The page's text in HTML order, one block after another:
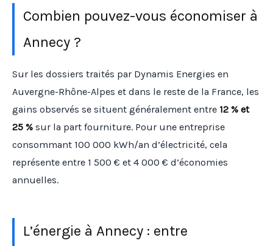
Combien pouvez-vous économiser à
Annecy ?
Sur les dossiers traités par Dynamis Energies en
Auvergne-Rhône-Alpes et dans le reste de la France, les
gains observés se situent généralement entre 12 % et
25 % sur la part fourniture. Pour une entreprise
consommant 100 000 kWh/an d’électricité, cela
représente entre 1 500 € et 4 000 € d’économies
annuelles.
L’énergie à Annecy : entre